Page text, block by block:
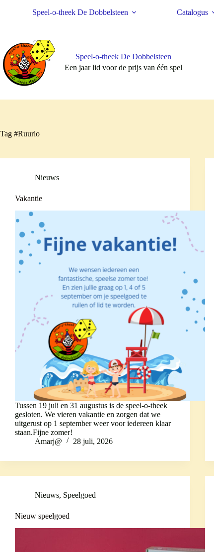
Speel-o-theek De Dobbelsteen Catalogus
Speel-o-theek De Dobbelsteen
Een jaar lid voor de prijs van één spel
Tag #Ruurlo
Nieuws
Vakantie
Tussen 19 juli en 31 augustus is de speel-o-theek
gesloten. We vieren vakantie en zorgen dat we
uitgerust op 1 september weer voor iedereen klaar
staan.Fijne zomer!
Amarj@
28 juli, 2026
Nieuws, Speelgoed
Nieuw speelgoed